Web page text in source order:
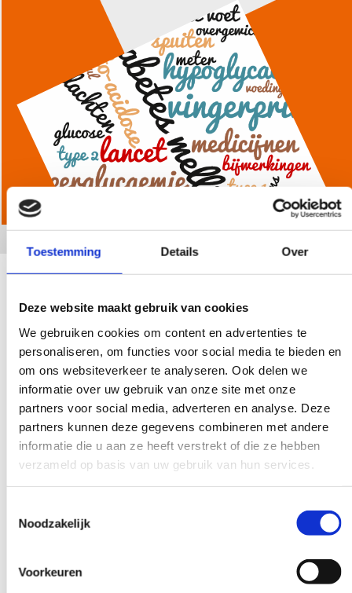
Toestemming Details Over
Deze website maakt gebruik van cookies
We gebruiken cookies om content en advertenties te
personaliseren, om functies voor social media te bieden en
om ons websiteverkeer te analyseren. Ook delen we
informatie over uw gebruik van onze site met onze
partners voor social media, adverteren en analyse. Deze
partners kunnen deze gegevens combineren met andere
informatie die u aan ze heeft verstrekt of die ze hebben
verzameld op basis van uw gebruik van hun services.
Noodzakelijk
Voorkeuren
In de huisartspraktijk speelt de doktersassistent een centrale
gezondheidsproblemen die kunnen worden veroorzaakt door
diabetes mellitus. Vaardigheid in triage is daarbij essentieel. Veel
voorkomende vragen van patiënten met diabetes gaan over de
werking, bijwerkingen en toepassing van medicatie,
voetklachten, hypo- en hyperglykemie.
Hierover krijg je meer informatie in deze e-learning. Zo kun je
nog betere zorg leveren aan mensen met diabetes mellitus.
Onderwerpen:
Techniek van bloedglucose meten
Hypoglykemische ontregeling
Diabetesmedicatie